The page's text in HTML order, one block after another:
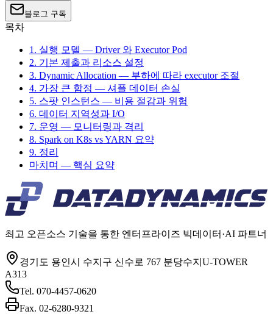
블로그 구독
목차
1. 실행 모델 — Driver 와 Executor Pod
2. 기본 제출과 리소스 설정
3. Dynamic Allocation — 부하에 따라 executor 조절
4. 가장 큰 함정 — 셔플 데이터 손실
5. 스팟 인스턴스 — 비용 절감과 위험
6. 데이터 지역성과 I/O
7. 운영 — 모니터링과 격리
8. Spark on K8s vs YARN 요약
9. 정리
마치며 — 핵심 요약
최고 오픈소스 기술을 통한 엔터프라이즈 빅데이터·AI 파트너
경기도 용인시 수지구 신수로 767 분당수지U-TOWER
A313
Tel. 070-4457-0620
Fax. 02-6280-9321